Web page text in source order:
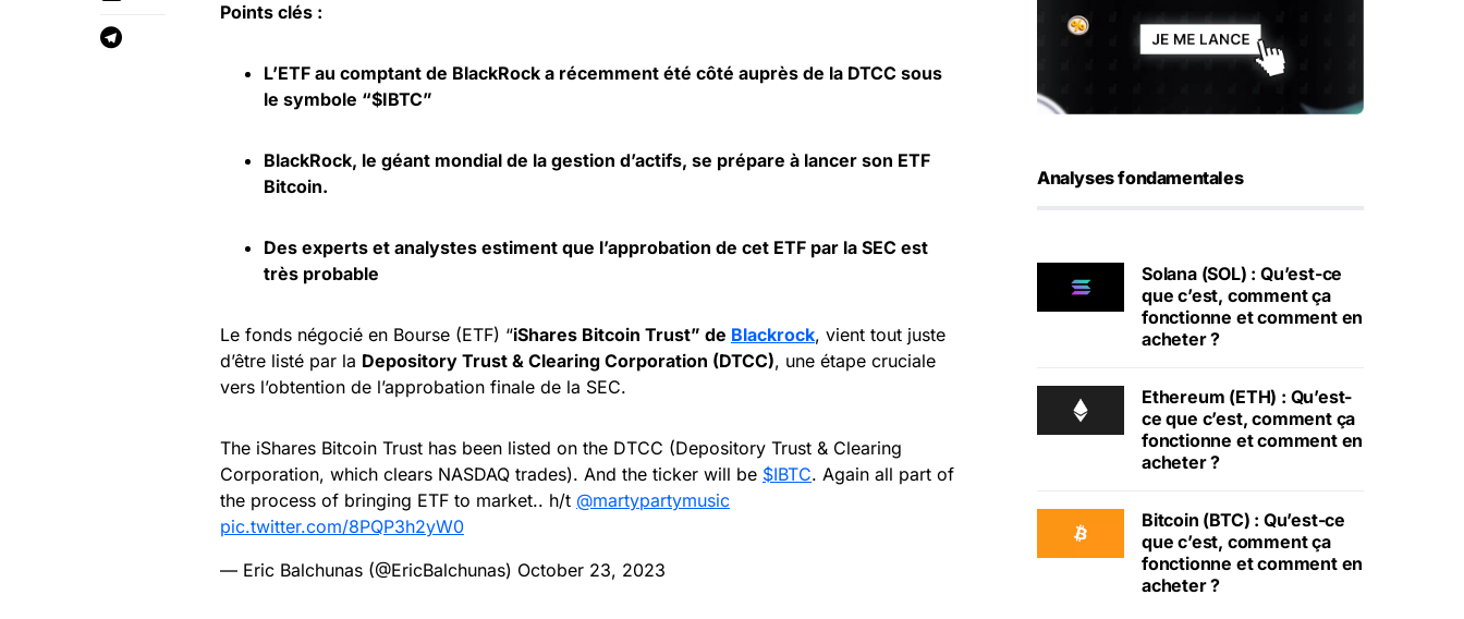
Points clés :
L’ETF au comptant de BlackRock a récemment été côté auprès de la DTCC sous
le symbole “$IBTC”
BlackRock, le géant mondial de la gestion d’actifs, se prépare à lancer son ETF
Bitcoin.
Des experts et analystes estiment que l’approbation de cet ETF par la SEC est
très probable
Le fonds négocié en Bourse (ETF) “iShares Bitcoin Trust” de Blackrock, vient tout juste
d’être listé par la Depository Trust & Clearing Corporation (DTCC), une étape cruciale
vers l’obtention de l’approbation finale de la SEC.
The iShares Bitcoin Trust has been listed on the DTCC (Depository Trust & Clearing
Corporation, which clears NASDAQ trades). And the ticker will be $IBTC. Again all part of
the process of bringing ETF to market.. h/t @martypartymusic
pic.twitter.com/8PQP3h2yW0
— Eric Balchunas (@EricBalchunas) October 23, 2023
Analyses fondamentales
Solana (SOL) : Qu’est-ce
que c’est, comment ça
fonctionne et comment en
acheter ?
Ethereum (ETH) : Qu’est-
ce que c’est, comment ça
fonctionne et comment en
acheter ?
Bitcoin (BTC) : Qu’est-ce
que c’est, comment ça
fonctionne et comment en
acheter ?